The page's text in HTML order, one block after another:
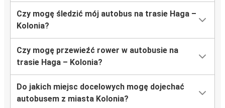
Czy mogę śledzić mój autobus na trasie Haga –
Kolonia?
Czy mogę przewieźć rower w autobusie na
trasie Haga – Kolonia?
Do jakich miejsc docelowych mogę dojechać
autobusem z miasta Kolonia?